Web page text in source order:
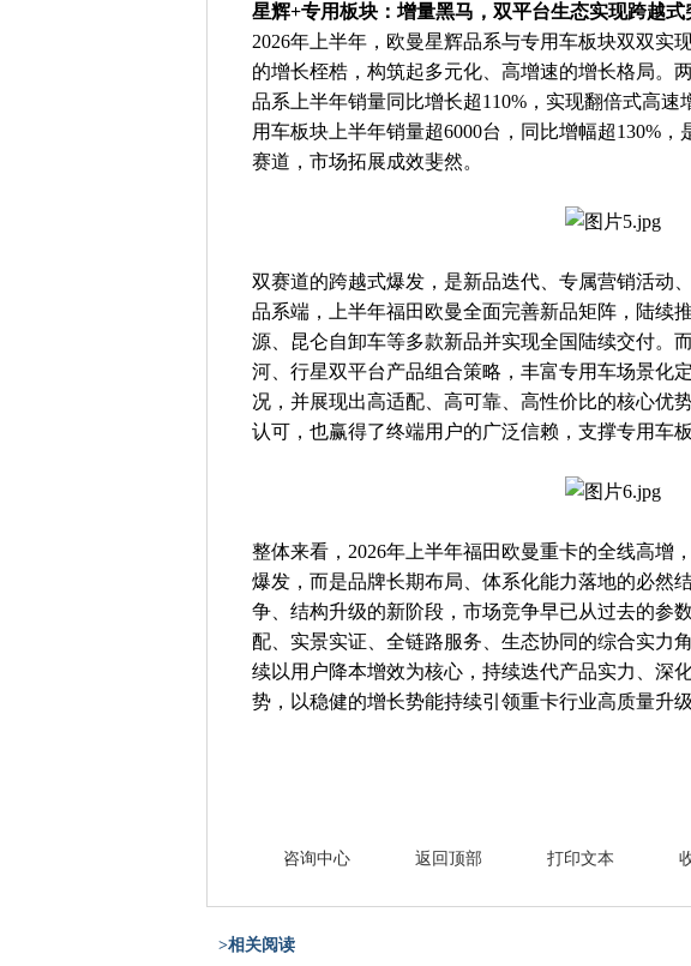
星辉+专用板块：增量黑马，双平台生态实现跨越式
2026年上半年，欧曼星辉品系与专用车板块双双实
的增长桎梏，构筑起多元化、高增速的增长格局。
品系上半年销量同比增长超110%，实现翻倍式高
用车板块上半年销量超6000台，同比增幅超130%
赛道，市场拓展成效斐然。
双赛道的跨越式爆发，是新品迭代、专属营销活动
品系端，上半年福田欧曼全面完善新品矩阵，陆续
源、昆仑自卸车等多款新品并实现全国陆续交付。
河、行星双平台产品组合策略，丰富专用车场景化
况，并展现出高适配、高可靠、高性价比的核心优
认可，也赢得了终端用户的广泛信赖，支撑专用车
整体来看，2026年上半年福田欧曼重卡的全线高增
爆发，而是品牌长期布局、体系化能力落地的必然
争、结构升级的新阶段，市场竞争早已从过去的参
配、实景实证、全链路服务、生态协同的综合实力
续以用户降本增效为核心，持续迭代产品实力、深
势，以稳健的增长势能持续引领重卡行业高质量升级
咨询中心 返回顶部 打印文本
>相关阅读